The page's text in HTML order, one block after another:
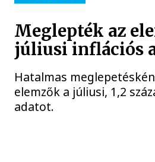
Meglepték az
júliusi inflációs
Hatalmas
elemzők a júliusi, 1,2
adatot.